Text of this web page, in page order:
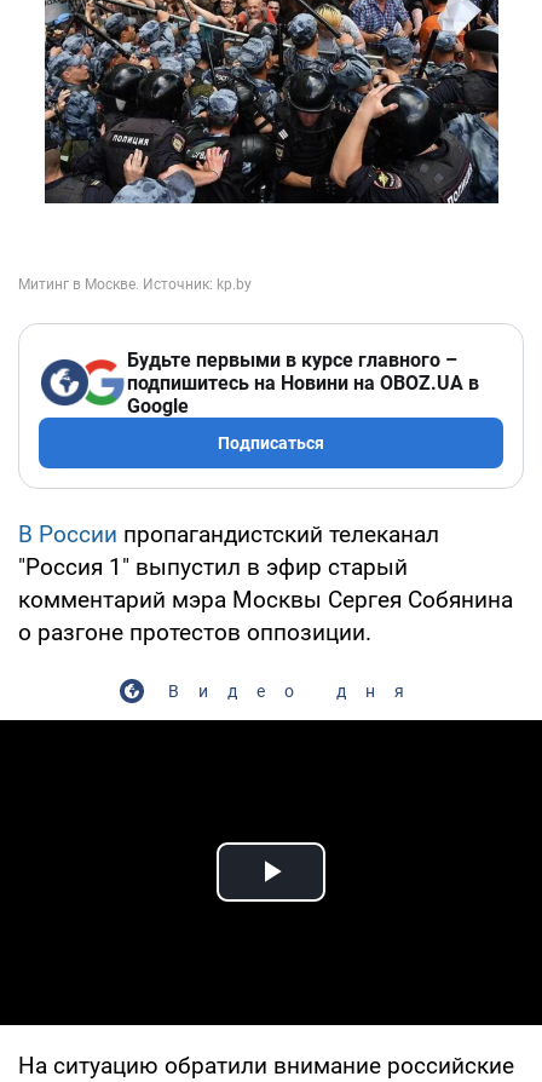
Будьте первыми в курсе главного –
подпишитесь на Новини на OBOZ.UA в
Google
Подписаться
В России пропагандистский телеканал
"Россия 1" выпустил в эфир старый
комментарий мэра Москвы Сергея Собянина
о разгоне протестов оппозиции.
Видео дня
Play Video
На ситуацию обратили внимание российские